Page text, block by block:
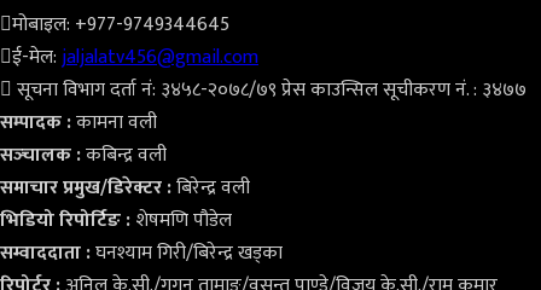
मोबाइल: +977-9749344645
ई-मेल:jaljalatv456@gmail.com
सूचना विभाग दर्ता नं: ३४५८-२०७८/७९ प्रेस काउन्सिल सूचीकरण नं. : ३४७७
सम्पादक :कामना वली
सञ्‍चालक :कबिन्द्र वली
समाचार प्रमुख/डिरेक्टर :बिरेन्द्र वली
भिडियोरिपोर्टिङ :शेषमणि पौडेल
सम्वाददाता :घनश्याम गिरी/बिरेन्द्र खड्का